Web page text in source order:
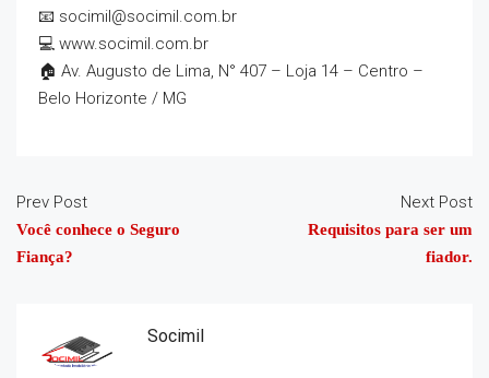
📧 socimil@socimil.com.br
💻 www.socimil.com.br
🏠 Av. Augusto de Lima, N° 407 – Loja 14 – Centro –
Belo Horizonte / MG
Prev Post
Você conhece o Seguro
Fiança?
Next Post
Requisitos para ser um
fiador.
Socimil